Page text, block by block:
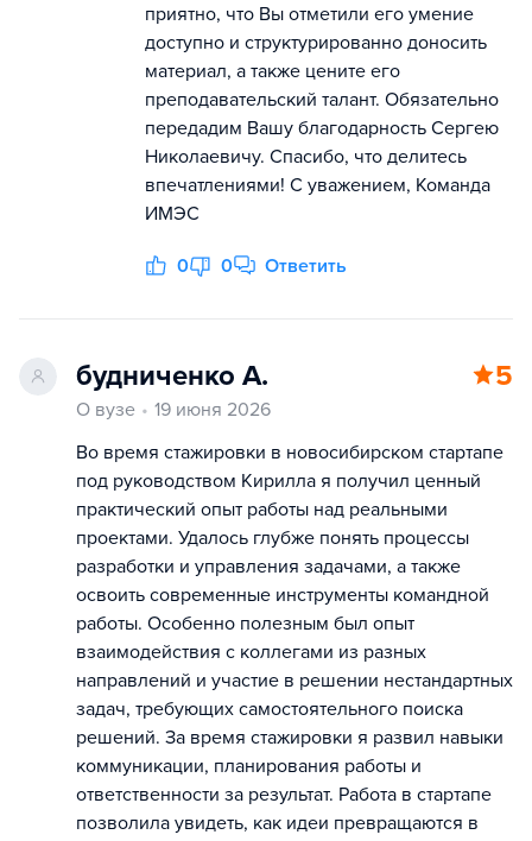
приятно, что Вы отметили его умение
доступно и структурированно доносить
материал, а также цените его
преподавательский талант. Обязательно
передадим Вашу благодарность Сергею
Николаевичу. Спасибо, что делитесь
впечатлениями! С уважением, Команда
ИМЭС
0 0 Ответить
будниченко А. 5
О вузе
19 июня 2026
Во время стажировки в новосибирском стартапе
под руководством Кирилла я получил ценный
практический опыт работы над реальными
проектами. Удалось глубже понять процессы
разработки и управления задачами, а также
освоить современные инструменты командной
работы. Особенно полезным был опыт
взаимодействия с коллегами из разных
направлений и участие в решении нестандартных
задач, требующих самостоятельного поиска
решений. За время стажировки я развил навыки
коммуникации, планирования работы и
ответственности за результат. Работа в стартапе
позволила увидеть, как идеи превращаются в